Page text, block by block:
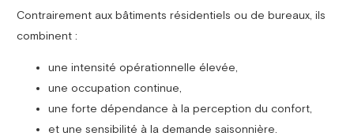
Contrairement aux bâtiments résidentiels ou de bureaux, ils
combinent :
une intensité opérationnelle élevée,
une occupation continue,
une forte dépendance à la perception du confort,
et une sensibilité à la demande saisonnière.